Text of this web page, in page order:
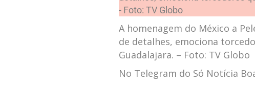
A homenagem do México a
de detalhes, emociona
Guadalajara. – Foto: TV Globo
No Telegram do Só Notícia